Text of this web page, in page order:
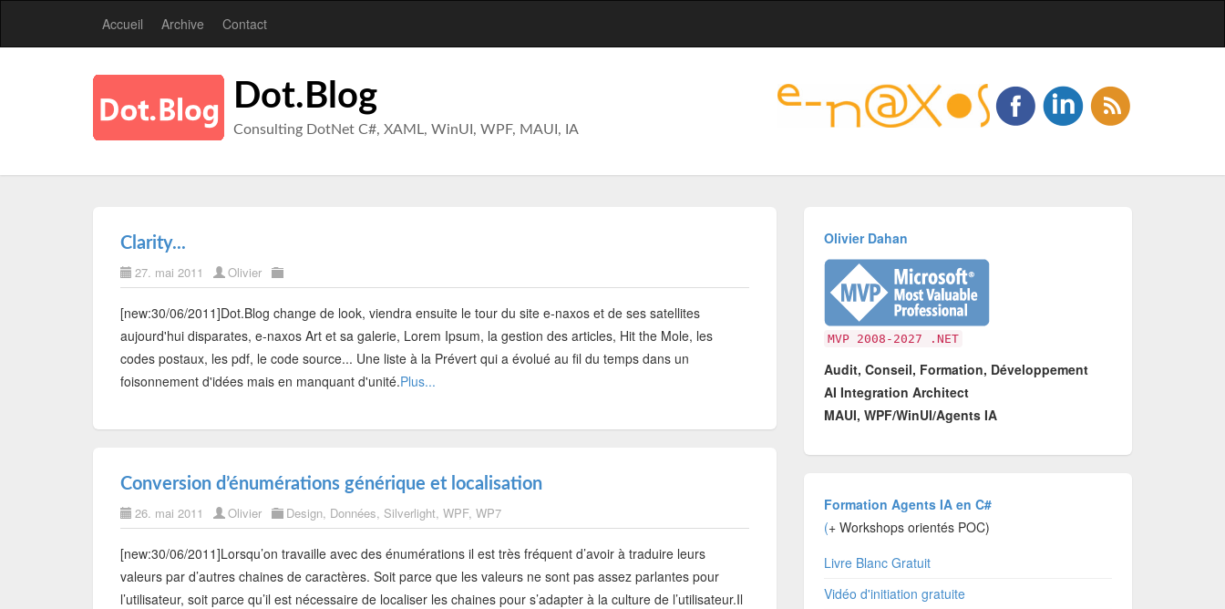
Accueil Archive Contact
Dot.Blog
Consulting DotNet C#, XAML, WinUI, WPF, MAUI, IA
Clarity...
27. mai 2011 Olivier
[new:30/06/2011]Dot.Blog change de look, viendra ensuite le tour du site e-naxos et de ses satellites
aujourd'hui disparates, e-naxos Art et sa galerie, Lorem Ipsum, la gestion des articles, Hit the Mole, les
codes postaux, les pdf, le code source... Une liste à la Prévert qui a évolué au fil du temps dans un
foisonnement d'idées mais en manquant d'unité.Plus...
Conversion d’énumérations générique et localisation
26. mai 2011 Olivier Design, Données, Silverlight, WPF, WP7
[new:30/06/2011]Lorsqu’on travaille avec des énumérations il est très fréquent d’avoir à traduire leurs
valeurs par d’autres chaines de caractères. Soit parce que les valeurs ne sont pas assez parlantes pour
l’utilisateur, soit parce qu’il est nécessaire de localiser les chaines pour s’adapter à la culture de l’utilisateur.Il
Olivier Dahan
MVP 2008-2027 .NET
Audit, Conseil, Formation, Développement
AI Integration Architect
MAUI, WPF/WinUI/Agents IA
Formation Agents IA en C#
(+ Workshops orientés POC)
Livre Blanc Gratuit
Vidéo d'initiation gratuite